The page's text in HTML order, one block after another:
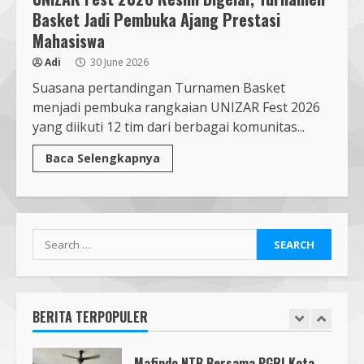
Basket Jadi Pembuka Ajang Prestasi
Mahasiswa
Adi 30 June 2026
Suasana pertandingan Turnamen Basket
menjadi pembuka rangkaian UNIZAR Fest 2026
yang diikuti 12 tim dari berbagai komunitas...
Baca Selengkapnya
Search
for:
BERITA TERPOPULER
4 August 2026
6
Mahasiswa Biologi UNIZAR Jalani
PKL di Balai Karantina NTB,
Perkuat Kompetensi Biosafety
4 August 2026
7
Pendaftaran Nomor Seluler
7 July 2026
1
Mafindo NTB Bersama Pesantren
Para Pendidik
19 January 2026